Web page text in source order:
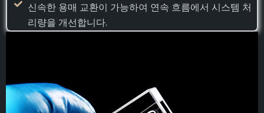
신속한 용매 교환이 가능하여 연속 흐름에서 시스템 처
리량을 개선합니다.